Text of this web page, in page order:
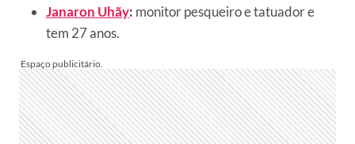
Janaron Uhãy: monitor pesqueiro e tatuador e
tem 27 anos.